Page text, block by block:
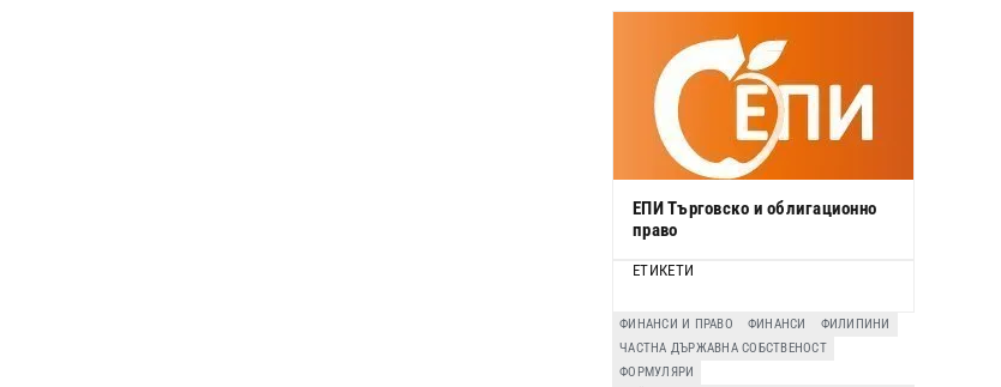
ЕПИ Търговско и облигационно
право
ЕТИКЕТИ
ФИНАНСИ И ПРАВО ФИНАНСИ
ФИЛИПИНИ
ЧАСТНА ДЪРЖАВНА СОБСТВЕНОСТ
ФОРМУЛЯРИ